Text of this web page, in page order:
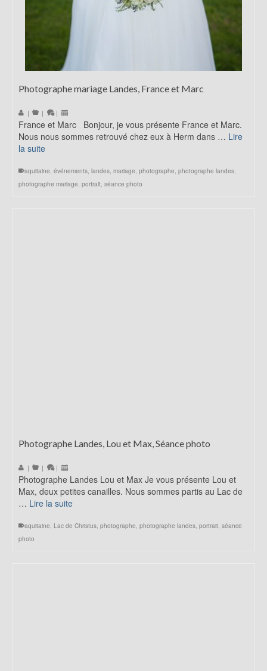
Photographe mariage Landes, France et Marc
| | |
France et Marc Bonjour, je vous présente France et Marc.
Nous nous sommes retrouvé chez eux à Herm dans … Lire
la suite
aquitaine, événements, landes, mariage, photographe, photographe landes,
photographe mariage, portrait, séance photo
Photographe Landes, Lou et Max, Séance photo
| | |
Photographe Landes Lou et Max Je vous présente Lou et
Max, deux petites canailles. Nous sommes partis au Lac de
… Lire la suite
aquitaine, Lac de Christus, photographe, photographe landes, portrait, séance
photo